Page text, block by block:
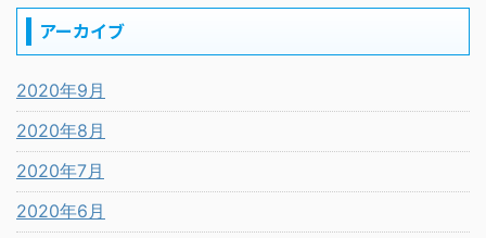
アーカイブ
2020年9月
2020年8月
2020年7月
2020年6月